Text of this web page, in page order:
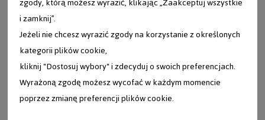
i zamknij”.
Jeżeli nie chcesz wyrazić zgody na korzystanie z określonych
kategorii plików cookie,
kliknij "Dostosuj wybory" i zdecyduj o swoich preferencjach.
Wyrażoną zgodę możesz wycofać w każdym momencie
poprzez zmianę preferencji plików cookie.